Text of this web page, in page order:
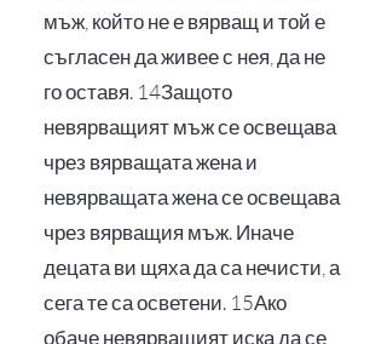
мъж, който не е вярващ и той е
съгласен да живее с нея, да не
го оставя. 14Защото
невярващият мъж се освещава
чрез вярващата жена и
невярващата жена се освещава
чрез вярващия мъж. Иначе
децата ви щяха да са нечисти, а
сега те са осветени. 15Ако
обаче невярващият иска да се